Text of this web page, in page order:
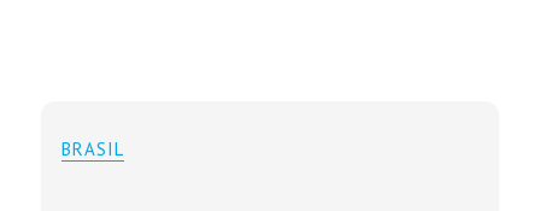
BRASIL